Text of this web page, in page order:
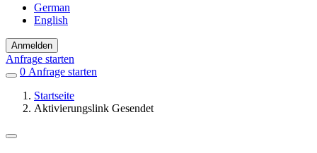
German
English
Anmelden
Anfrage starten
0 Einträge
Favoriten
Anfrage starten
Startseite
Aktivierungslink Gesendet